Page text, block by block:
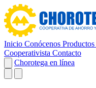
Inicio Conócenos Productos
Cooperativista Contacto
Chorotega en línea